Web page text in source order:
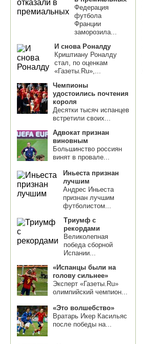
Федерация
футбола
Франции
заморозила...
И снова Роналду
Криштиану Роналду
стал, по оценкам
«Газеты.Ru»,...
Чемпионы
удостоились почтения
короля
Десятки тысяч испанцев
встретили своих...
Адвокат признан
виновным
Большинство россиян
винят в провале...
Иньеста признан
лучшим
Андрес Иньеста
признан лучшим
футболистом...
Триумф с
рекордами
Великолепная
победа сборной
Испании...
«Испанцы были на
голову сильнее»
Эксперт «Газеты.Ru»
олимпийский чемпион...
«Это волшебство»
Вратарь Икер Касильяс
после победы на...